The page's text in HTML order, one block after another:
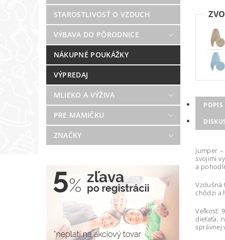
STAROSTLIVOSŤ O VZDUCH
VÝBAVA DO PÔRODNICE
NÁKUPNÉ POUKÁŽKY
VÝPREDAJ
MLIEKO A VÝŽIVA
PRE MAMIČKU
ZNAČKY
POPIS
Jumper
svojimi
a
Vzdušná
chôdzi a
Veľkosť:
dieťaťa,
správnej